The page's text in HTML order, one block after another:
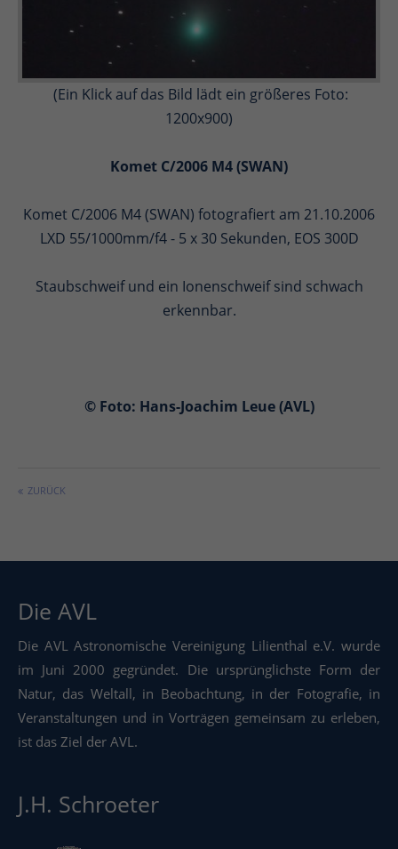
(Ein Klick auf das Bild lädt ein größeres Foto:
1200x900)
Komet C/2006 M4 (SWAN)
Komet C/2006 M4 (SWAN) fotografiert am 21.10.2006
LXD 55/1000mm/f4 - 5 x 30 Sekunden, EOS 300D
Staubschweif und ein Ionenschweif sind schwach
erkennbar.
© Foto: Hans-Joachim Leue (AVL)
ZURÜCK
Die AVL
Die AVL Astronomische Vereinigung Lilienthal e.V. wurde
im Juni 2000 gegründet. Die ursprünglichste Form der
Natur, das Weltall, in Beobachtung, in der Fotografie, in
Veranstaltungen und in Vorträgen gemeinsam zu erleben,
ist das Ziel der AVL.
J.H. Schroeter